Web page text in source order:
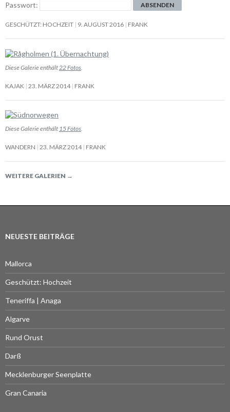
Passwort:
GESCHÜTZT: HOCHZEIT 9. AUGUST 2016 FRANK
Diese Galerie enthält 22 Fotos
KAJAK 23. MÄRZ 2014 FRANK
Diese Galerie enthält 15 Fotos.
WANDERN 23. MÄRZ 2014 FRANK
WEITERE GALERIEN →
NEUESTE BEITRÄGE
Mallorca
Geschützt: Hochzeit
Teneriffa | Anaga
Algarve
Rund Orust
Darß
Mecklenburger Seenplatte
Gran Canaria